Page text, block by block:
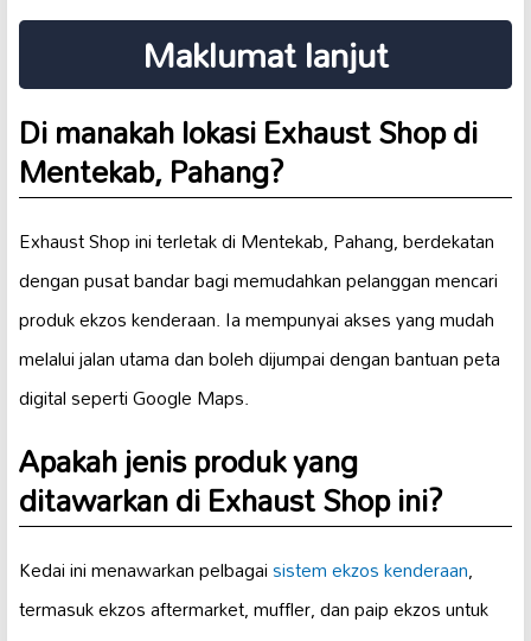
Maklumat lanjut
Di manakah lokasi Exhaust Shop di
Mentekab, Pahang?
Exhaust Shop ini terletak di Mentekab, Pahang, berdekatan
dengan pusat bandar bagi memudahkan pelanggan mencari
produk ekzos kenderaan. Ia mempunyai akses yang mudah
melalui jalan utama dan boleh dijumpai dengan bantuan peta
digital seperti Google Maps.
Apakah jenis produk yang
ditawarkan di Exhaust Shop ini?
Kedai ini menawarkan pelbagaisistem ekzos kenderaan,
termasuk ekzos aftermarket, muffler, dan paip ekzos untuk